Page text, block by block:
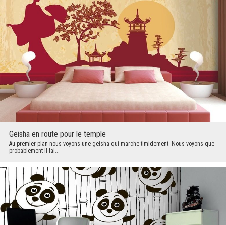
Geisha en route pour le temple
Au premier plan nous voyons une geisha qui marche timidement. Nous voyons que
probablement il fai...